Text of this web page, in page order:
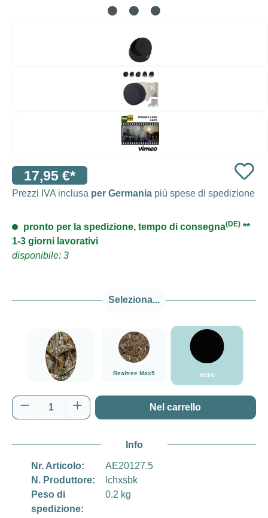
17,95 €*
Prezzi IVA inclusa per Germania più spese di spedizione
pronto per la spedizione, tempo di consegna(DE) **
1-3 giorni lavorativi
disponibile: 3
Seleziona...
###Realtree Edge###LensCoat
Realtree Max5
###Realtree Max5###LensCoat
nero
nero
Quantità del prodotto: inserisci la quantità
Nel carrello
Info
Nr. Articolo:
AE20127.5
N. Produttore:
lchxsbk
Peso di
spedizione:
0.2 kg